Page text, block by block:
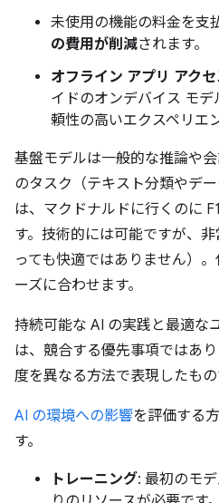
未使用の機能の料金を支
の費用が削減されます。
オフライン アプリ アクセ
イドのオンデバイス モ
頼性の高いエクスペリエ
基盤モデルは一般的な推論や
のタスク（テキスト分類やデ
は、マクドナルドに行くのに
す。技術的には可能ですが、
っても快適ではありません）
ーズに合わせます。
持続可能な AI の実践と最適な
は、競合する優先事項ではあ
度を異なる方法で表現したもの
AI の環境への影響を評価する
す。
トレーニング: 最初のモ